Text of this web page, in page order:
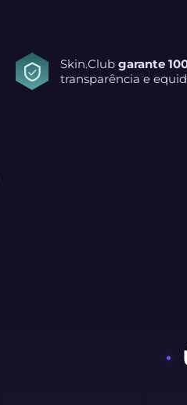
Skin.Club garante
transparência e